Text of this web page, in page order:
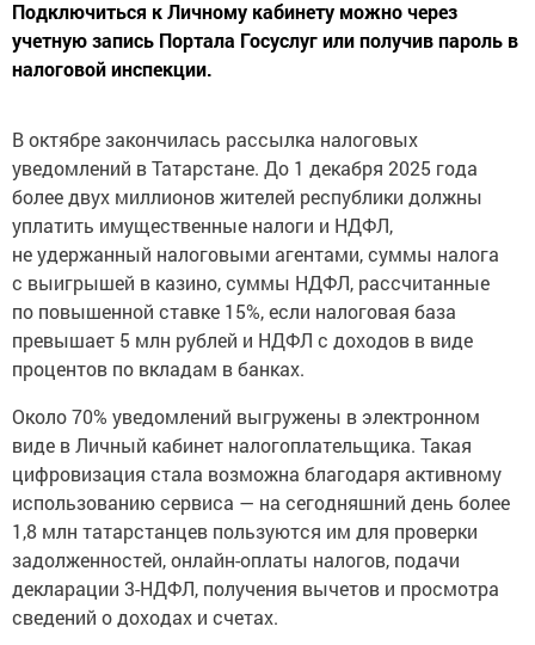
Подключиться к Личному кабинету можно через
учетную запись Портала Госуслуг или получив пароль в
налоговой инспекции.
В октябре закончилась рассылка налоговых
уведомлений в Татарстане. До 1 декабря 2025 года
более двух миллионов жителей республики должны
уплатить имущественные налоги и НДФЛ,
не удержанный налоговыми агентами, суммы налога
с выигрышей в казино, суммы НДФЛ, рассчитанные
по повышенной ставке 15%, если налоговая база
превышает 5 млн рублей и НДФЛ с доходов в виде
процентов по вкладам в банках.
Около 70% уведомлений выгружены в электронном
виде в Личный кабинет налогоплательщика. Такая
цифровизация стала возможна благодаря активному
использованию сервиса — на сегодняшний день более
1,8 млн татарстанцев пользуются им для проверки
задолженностей, онлайн-оплаты налогов, подачи
декларации 3-НДФЛ, получения вычетов и просмотра
сведений о доходах и счетах.